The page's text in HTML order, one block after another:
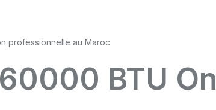
BTU On